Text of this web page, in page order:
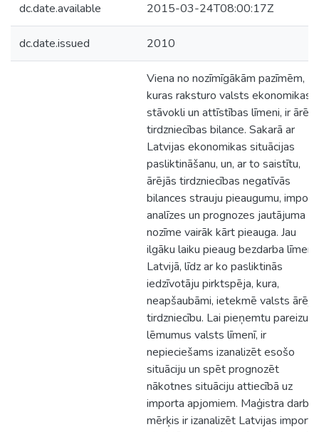
dc.date.available 2015-03-24T08:00:17Z
dc.date.issued 2010
Viena no nozīmīgākām pazīmēm,
kuras raksturo valsts ekonomikas
stāvokli un attīstības līmeni, ir
tirdzniecības bilance. Sakarā ar
Latvijas ekonomikas situācijas
pasliktināšanu, un, ar to saistītu,
ārējās tirdzniecības negatīvās
bilances strauju pieaugumu,
analīzes un prognozes jautājuma
nozīme vairāk kārt pieauga. Jau
ilgāku laiku pieaug bezdarba
Latvijā, līdz ar ko pasliktinās
iedzīvotāju pirktspēja, kura,
neapšaubāmi, ietekmē valsts ārējo
tirdzniecību. Lai pieņemtu pareizus
lēmumus valsts līmenī, ir
nepieciešams izanalizēt esošo
situāciju un spēt prognozēt
nākotnes situāciju attiecībā uz
importa apjomiem. Maģistra darba
mērķis ir izanalizēt Latvijas importa